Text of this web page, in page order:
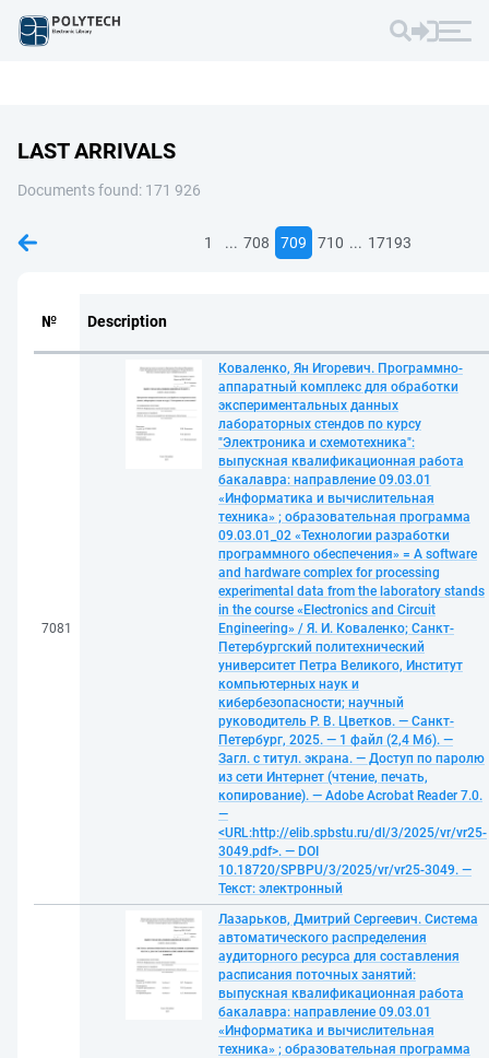
LAST ARRIVALS
Documents found: 171 926
1 ... 708 709 710 ... 17193
№ Description
7081
Коваленко, Ян Игоревич. Программно-
аппаратный комплекс для обработки
экспериментальных данных
лабораторных стендов по курсу
"Электроника и схемотехника":
выпускная квалификационная работа
бакалавра: направление 09.03.01
«Информатика и вычислительная
техника» ; образовательная программа
09.03.01_02 «Технологии разработки
программного обеспечения» = A software
and hardware complex for processing
experimental data from the laboratory stands
in the course «Electronics and Circuit
Engineering» / Я. И. Коваленко; Санкт-
Петербургский политехнический
университет Петра Великого, Институт
компьютерных наук и
кибербезопасности; научный
руководитель Р. В. Цветков. — Санкт-
Петербург, 2025. — 1 файл (2,4 Мб). —
Загл. с титул. экрана. — Доступ по паролю
из сети Интернет (чтение, печать,
копирование). — Adobe Acrobat Reader 7.0.
—
<URL:http://elib.spbstu.ru/dl/3/2025/vr/vr25-
3049.pdf>. — DOI
10.18720/SPBPU/3/2025/vr/vr25-3049. —
Текст: электронный
Лазарьков, Дмитрий Сергеевич. Система
автоматического распределения
аудиторного ресурса для составления
расписания поточных занятий:
выпускная квалификационная работа
бакалавра: направление 09.03.01
«Информатика и вычислительная
техника» ; образовательная программа